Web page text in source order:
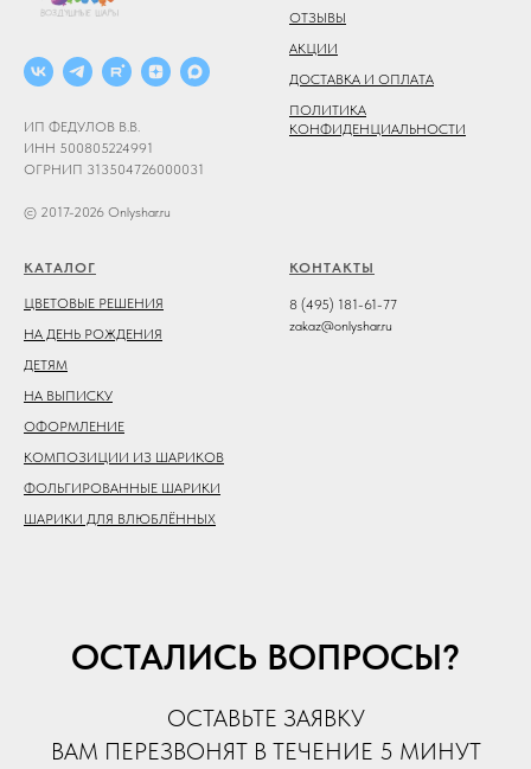
ИП ФЕДУЛОВ В.В.
ИНН 500805224991
ОГРНИП 313504726000031
© 2017-2026 Onlyshar.ru
ОТЗЫВЫ
АКЦИИ
ДОСТАВКА И ОПЛАТА
ПОЛИТИКА
КОНФИДЕНЦИАЛЬНОСТИ
КАТАЛОГ
ЦВЕТОВЫЕ РЕШЕНИЯ
НА ДЕНЬ РОЖДЕНИЯ
ДЕТЯМ
НА ВЫПИСКУ
ОФОРМЛЕНИЕ
КОМПОЗИЦИИ ИЗ ШАРИКОВ
ФОЛЬГИРОВАННЫЕ ШАРИКИ
ШАРИКИ ДЛЯ ВЛЮБЛЁННЫХ
КОНТАКТЫ
8 (495) 181-61-77
zakaz@onlyshar.ru
ОСТАЛИСЬ ВОПРОСЫ?
ОСТАВЬТЕ ЗАЯВКУ
ВАМ ПЕРЕЗВОНЯТ В ТЕЧЕНИЕ 5 МИНУТ